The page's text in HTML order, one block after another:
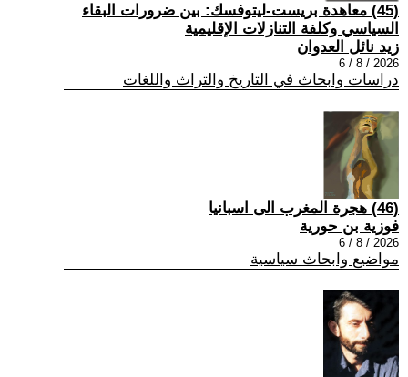
(45) معاهدة بريست-ليتوفسك: بين ضرورات البقاء
السياسي وكلفة التنازلات الإقليمية
زيد نائل العدوان
2026 / 8 / 6
دراسات وابحاث في التاريخ والتراث واللغات
(46) هجرة المغرب الى اسبانيا
فوزية بن حورية
2026 / 8 / 6
مواضيع وابحاث سياسية